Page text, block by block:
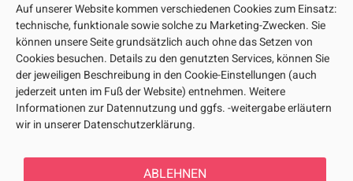
Auf unserer Website kommen verschiedenen Cookies zum Einsatz:
technische, funktionale sowie solche zu Marketing-Zwecken. Sie
können unsere Seite grundsätzlich auch ohne das Setzen von
Cookies besuchen. Details zu den genutzten Services, können Sie
der jeweiligen Beschreibung in den Cookie-Einstellungen (auch
jederzeit unten im Fuß der Website) entnehmen. Weitere
Informationen zur Datennutzung und ggfs. -weitergabe erläutern
wir in unserer Datenschutzerklärung.
ABLEHNEN